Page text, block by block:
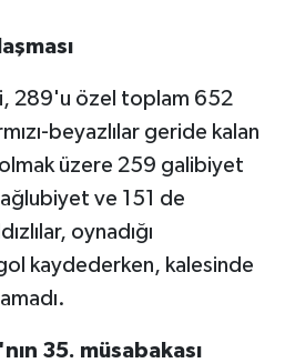
289'u özel toplam 652
beyazlılar geride kalan
üzere 259 galibiyet
ve 151 de
oynadığı
kaydederken, kalesinde
35. müsabakası